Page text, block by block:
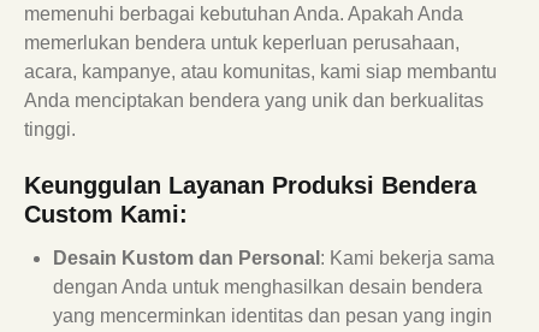
memenuhi berbagai kebutuhan Anda. Apakah Anda
memerlukan bendera untuk keperluan perusahaan,
acara, kampanye, atau komunitas, kami siap membantu
Anda menciptakan bendera yang unik dan berkualitas
tinggi.
Keunggulan Layanan Produksi Bendera
Custom Kami:
Desain Kustom dan Personal : Kami bekerja sama
dengan Anda untuk menghasilkan desain bendera
yang mencerminkan identitas dan pesan yang ingin